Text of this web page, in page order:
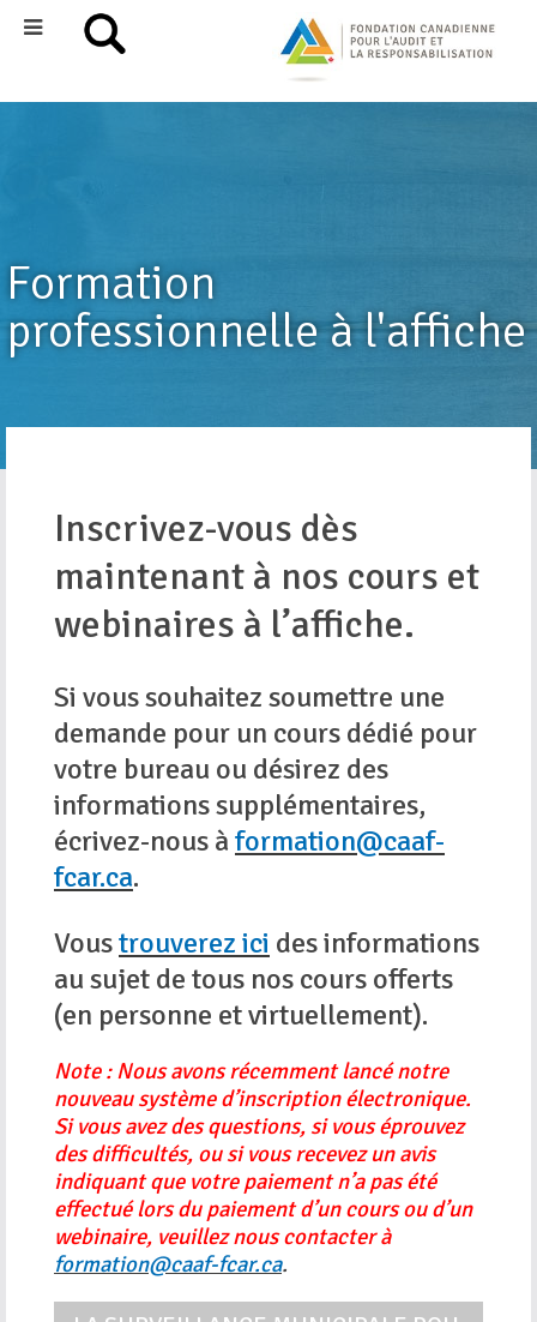
Formation
professionnelle à l'affiche
Inscrivez-vous dès
maintenant à nos cours et
webinaires à l’affiche.
Si vous souhaitez soumettre une
demande pour un cours dédié pour
votre bureau ou désirez des
informations supplémentaires,
écrivez-nous à formation@caaf-
fcar.ca.
Voustrouverez ici des informations
au sujet de tous nos cours offerts
(en personne et virtuellement).
Note : Nous avons récemment lancé notre
nouveau système d’inscription électronique.
Si vous avez des questions, si vous éprouvez
des difficultés, ou si vous recevez un avis
indiquant que votre paiement n’a pas été
effectué lors du paiement d’un cours ou d’un
webinaire, veuillez nous contacter à
formation@caaf-fcar.ca.